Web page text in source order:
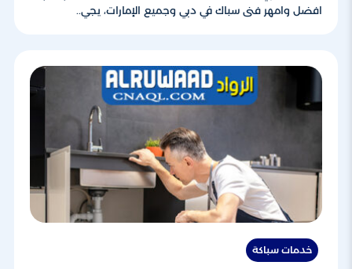
افضل وامهر فنى سباك في دبي وجميع الإمارات، يجي..
خدمات سباكة